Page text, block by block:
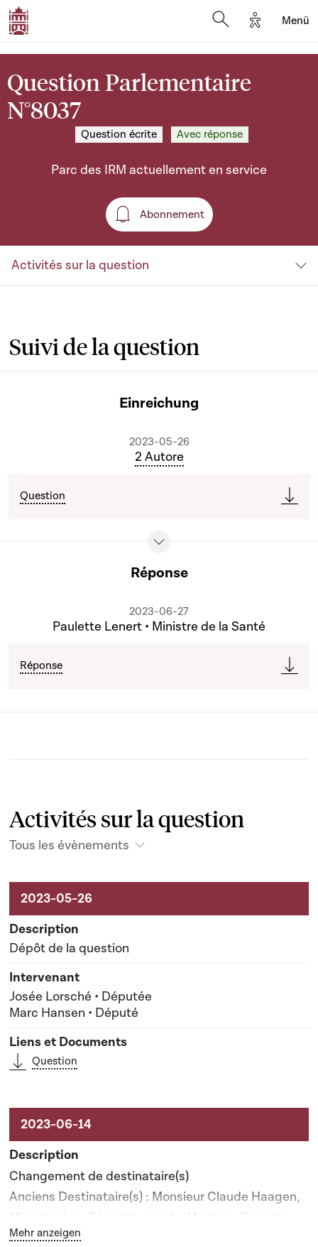
Options
Menü
Question Parlementaire
N°8037
Question écrite Avec réponse
Parc des IRM actuellement en service
Abonnement
Abonnement
Activités sur la question
Suivi de la question
Einreichung
2023-05-26
2 Autore
Question
Réponse
2023-06-27
Paulette Lenert • Ministre de la Santé
Réponse
Activités sur la question
Tous les évènements
Activités sur le dossier
Dépôt de la question
Josée Lorsché • Députée
Marc Hansen • Député
Question
Changement de destinataire(s)
Anciens Destinataire(s) : Monsieur Claude Haagen,
Ministre de la Sécurité sociale; Madame Paulette
Lenert, Ministre de la Santé
Bouton graphique servant à afficher ou cacher tous
Mehr anzeigen